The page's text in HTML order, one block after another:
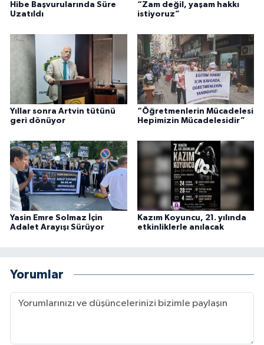
Hibe Başvurularında Süre
Uzatıldı
“Zam değil, yaşam hakkı
istiyoruz”
Yıllar sonra Artvin tütünü
geri dönüyor
“Öğretmenlerin Mücadelesi
Hepimizin Mücadelesidir”
Yasin Emre Solmaz İçin
Adalet Arayışı Sürüyor
Kazım Koyuncu, 21. yılında
etkinliklerle anılacak
Yorumlar